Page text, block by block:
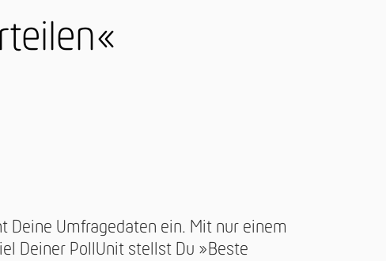
Deine Umfragedaten ein. Mit nur einem
Deiner PollUnit stellst Du »Beste